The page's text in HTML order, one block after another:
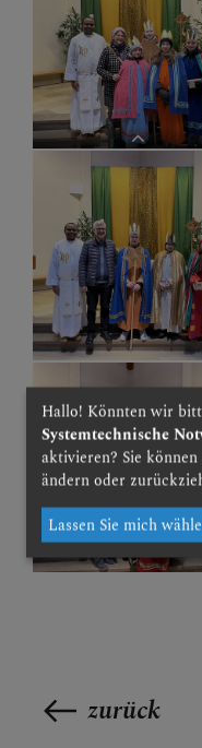
Zahlreiche Kinder und
Firmkandidatinnen waren in
St. Severin als Sternsinger
unterwegs
zurück
Hallo! Könnten wir
Systemtechnische
aktivieren? Sie
ändern oder
Lassen Sie mich